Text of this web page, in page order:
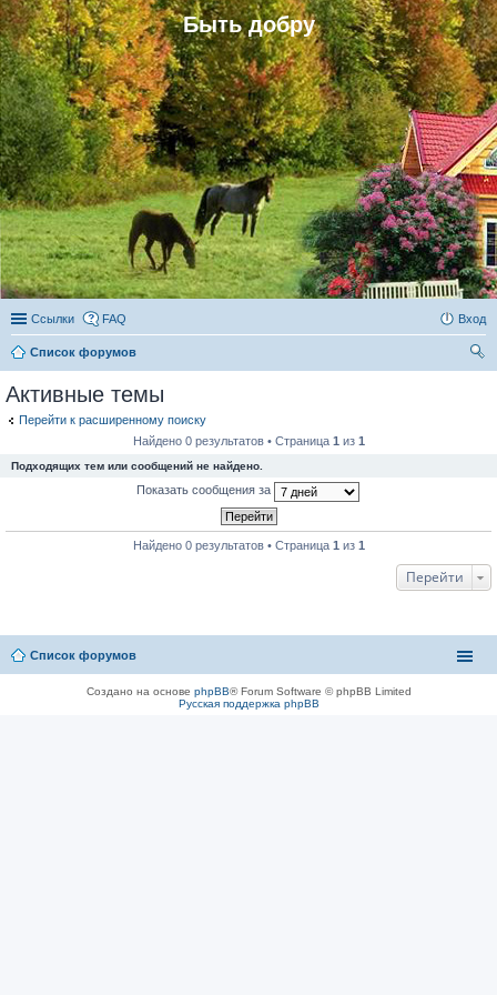
Быть добру
Ссылки FAQ Вход
Список форумов
Активные темы
Перейти к расширенному поиску
Найдено 0 результатов • Страница 1 из 1
Подходящих тем или сообщений не найдено.
Показать сообщения за
Найдено 0 результатов • Страница 1 из 1
Перейти
Список форумов
Создано на основе phpBB® Forum Software © phpBB Limited
Русская поддержка phpBB